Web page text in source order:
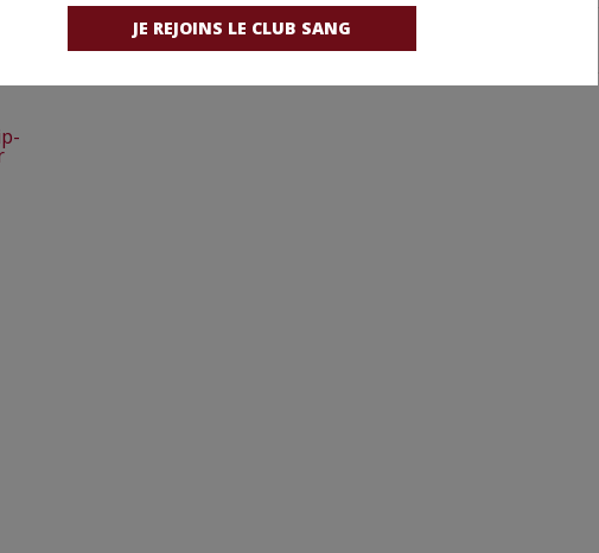
JE REJOINS LE CLUB SANG